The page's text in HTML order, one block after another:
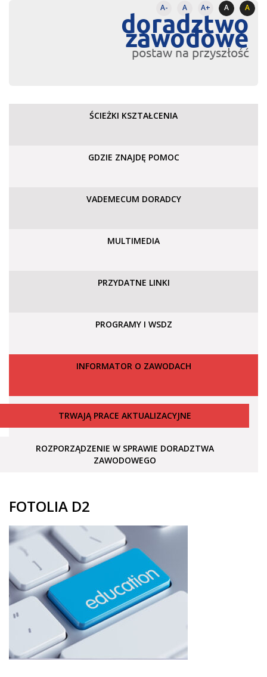
A- A A+ A A
doradztwo
zawodowe
postaw na przyszłość
ŚCIEŻKI KSZTAŁCENIA
GDZIE ZNAJDĘ POMOC
VADEMECUM DORADCY
MULTIMEDIA
PRZYDATNE LINKI
PROGRAMY I WSDZ
INFORMATOR O ZAWODACH
TRWAJĄ PRACE AKTUALIZACYJNE
ROZPORZĄDZENIE W SPRAWIE DORADZTWA
ZAWODOWEGO
FOTOLIA D2